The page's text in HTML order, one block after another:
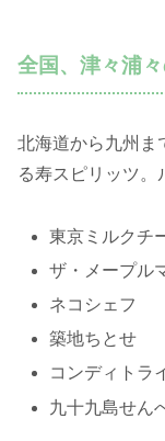
全国、津々浦
北海道から九州ま
る寿スピリッツ。
東京ミルクチ
ザ・メープル
ネコシェフ
築地ちとせ
コンディトラ
九十九島せん